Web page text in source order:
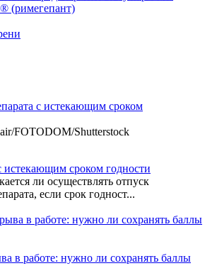
FOTODOM/Shutterstoсk
истекающим сроком годности
ли осуществлять отпуск
если срок годност...
в работе: нужно ли сохранять баллы